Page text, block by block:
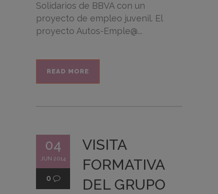
Solidarios de BBVA con un
proyecto de empleo juvenil. El
proyecto Autos-Emple@...
READ MORE
04
JUN 2014
0
VISITA
FORMATIVA
DEL GRUPO